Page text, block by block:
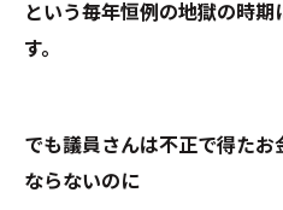
という毎年恒例の地獄の時期
す。
でも議員さんは不正で得た
ならないのに